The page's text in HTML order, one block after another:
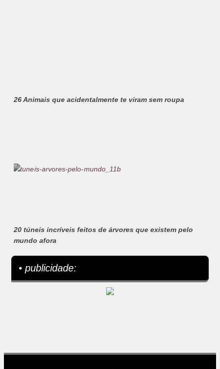
26 Animais que acidentalmente te viram sem roupa
20 túneis incríveis feitos de árvores que existem pelo
mundo afora
• publicidade: